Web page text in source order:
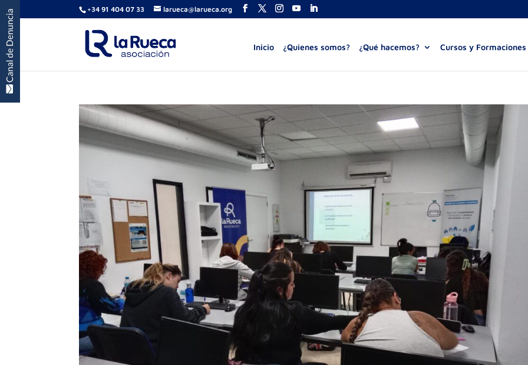
+34 91 404 07 33 larueca@larueca.org
Inicio ¿Quienes somos? ¿Qué hacemos? Cursos y Formaciones